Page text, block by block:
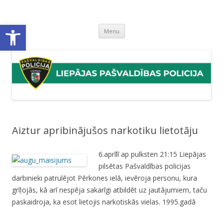
Open toolbar Menu Skip
content
Aiztur apribinājušos narkotiku lietotāju
6.aprīlī ap pulksten 21:15 Liepājas
pilsētas Pašvaldības policijas
darbinieki patrulējot Pērkones ielā, ievēroja personu, kura
grīļojās, kā arī nespēja sakarīgi atbildēt uz jautājumiem, taču
paskaidroja, ka esot lietojis narkotiskās vielas. 1995.gadā